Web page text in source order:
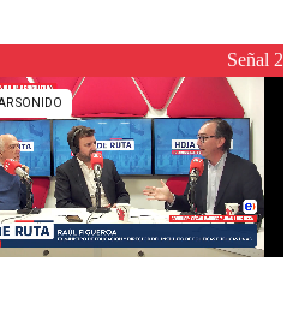
reconstrucciónSeñal 2